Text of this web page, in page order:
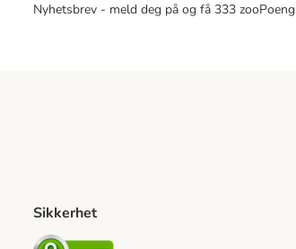
Nyhetsbrev - meld deg på og få 333 zooPoeng
Sikkerhet
Security